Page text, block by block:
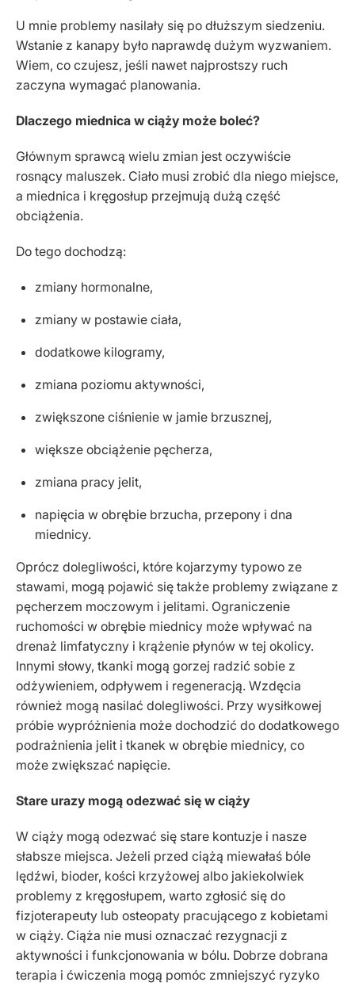
U mnie problemy nasilały się po dłuższym siedzeniu.
Wstanie z kanapy było naprawdę dużym wyzwaniem.
Wiem, co czujesz, jeśli nawet najprostszy ruch
zaczyna wymagać planowania.
Dlaczego miednica w ciąży może boleć?
Głównym sprawcą wielu zmian jest oczywiście
rosnący maluszek. Ciało musi zrobić dla niego miejsce,
a miednica i kręgosłup przejmują dużą część
obciążenia.
Do tego dochodzą:
zmiany hormonalne,
zmiany w postawie ciała,
dodatkowe kilogramy,
zmiana poziomu aktywności,
zwiększone ciśnienie w jamie brzusznej,
większe obciążenie pęcherza,
zmiana pracy jelit,
napięcia w obrębie brzucha, przepony i dna
miednicy.
Oprócz dolegliwości, które kojarzymy typowo ze
stawami, mogą pojawić się także problemy związane z
pęcherzem moczowym i jelitami. Ograniczenie
ruchomości w obrębie miednicy może wpływać na
drenaż limfatyczny i krążenie płynów w tej okolicy.
Innymi słowy, tkanki mogą gorzej radzić sobie z
odżywieniem, odpływem i regeneracją. Wzdęcia
również mogą nasilać dolegliwości. Przy wysiłkowej
próbie wypróżnienia może dochodzić do dodatkowego
podrażnienia jelit i tkanek w obrębie miednicy, co
może zwiększać napięcie.
Stare urazy mogą odezwać się w ciąży
W ciąży mogą odezwać się stare kontuzje i nasze
słabsze miejsca. Jeżeli przed ciążą miewałaś bóle
lędźwi, bioder, kości krzyżowej albo jakiekolwiek
problemy z kręgosłupem, warto zgłosić się do
fizjoterapeuty lub osteopaty pracującego z kobietami
w ciąży. Ciąża nie musi oznaczać rezygnacji z
aktywności i funkcjonowania w bólu. Dobrze dobrana
terapia i ćwiczenia mogą pomóc zmniejszyć ryzyko